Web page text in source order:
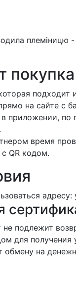
племіницю
на сайте с
приложении, по
время
QR кодом.
подлежит
для получения
обмену на